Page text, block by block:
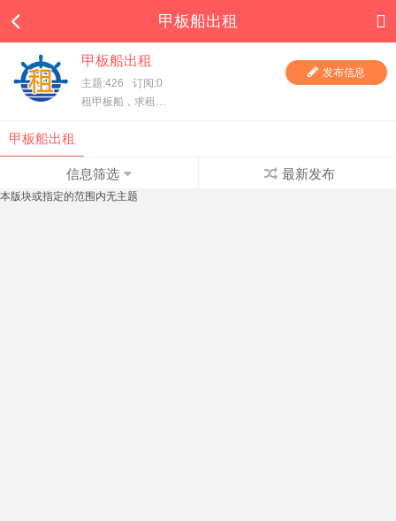
甲板船出租
甲板船出租
主题:426
订阅:0
租甲板船，求租甲板船，一手甲板船东直租，项目方求租，甲板船东、货主都在这里，快进来看看吧！
发布信息
甲板船出租
信息筛选 最新发布
本版块或指定的范围内无主题